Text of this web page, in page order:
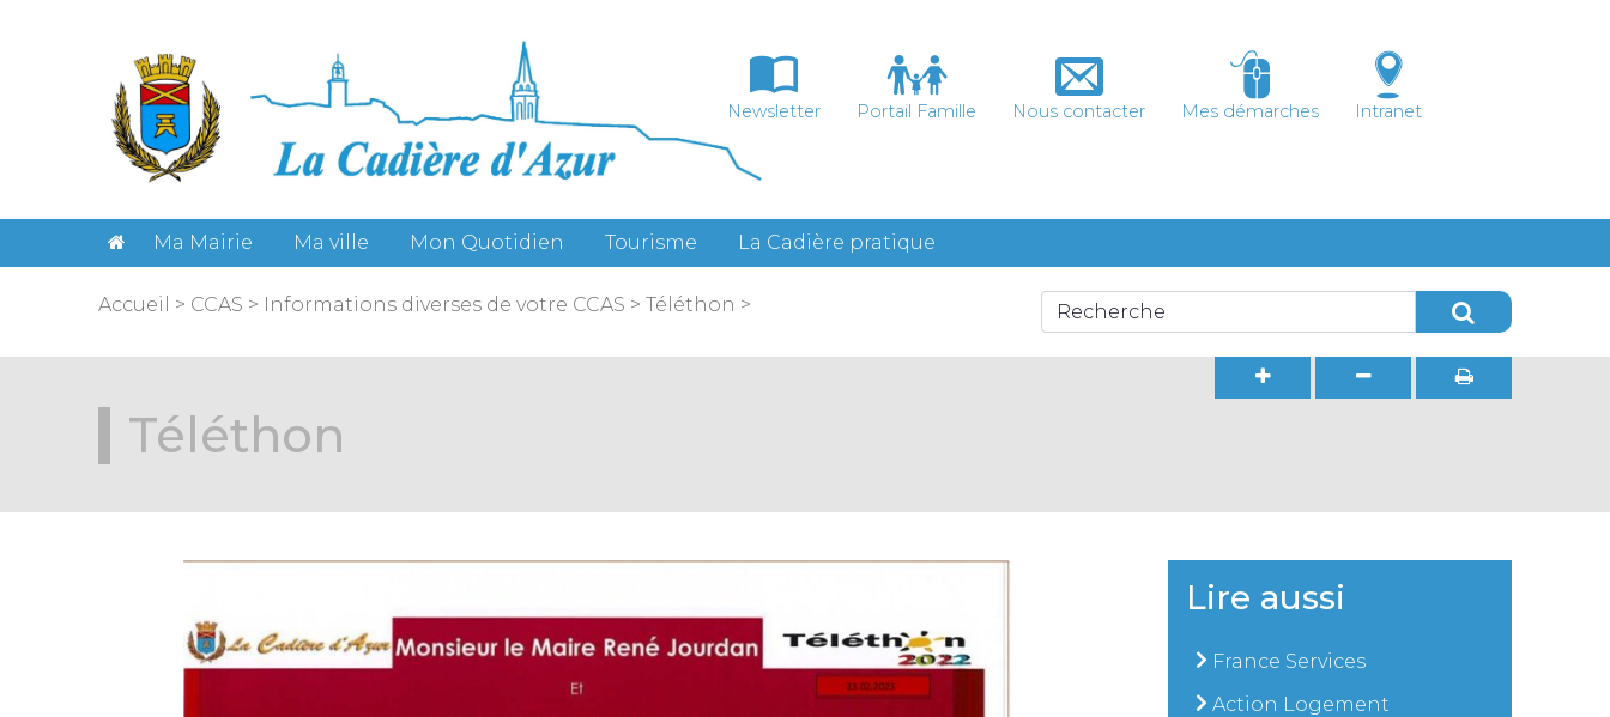
Newsletter Portail Famille Nous contacter Mes démarches Intranet
Ma Mairie Ma ville Mon Quotidien Tourisme La Cadière pratique
Accueil > CCAS > Informations diverses de votre CCAS > Téléthon >
Téléthon
Lire aussi
France Services
Action Logement